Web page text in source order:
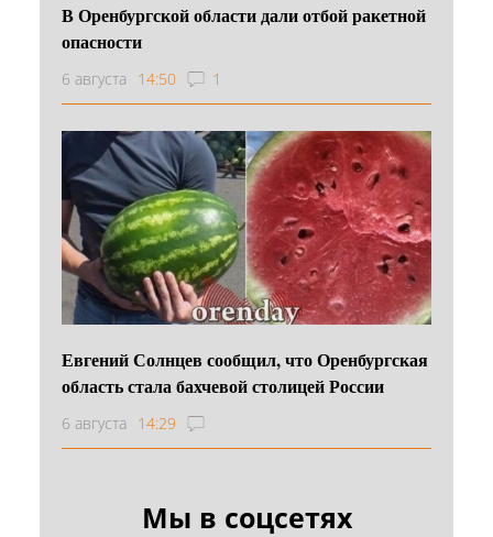
В Оренбургской области дали отбой ракетной
опасности
6 августа 14:50 1
Евгений Солнцев сообщил, что Оренбургская
область стала бахчевой столицей России
6 августа 14:29
Мы в соцсетях